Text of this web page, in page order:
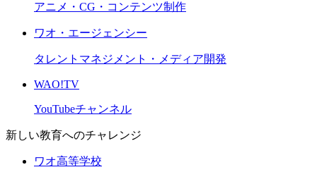
アニメ・CG・コンテンツ制作
ワオ・エージェンシー
タレントマネジメント・メディア開発
WAO!TV
YouTubeチャンネル
新しい教育へのチャレンジ
ワオ高等学校